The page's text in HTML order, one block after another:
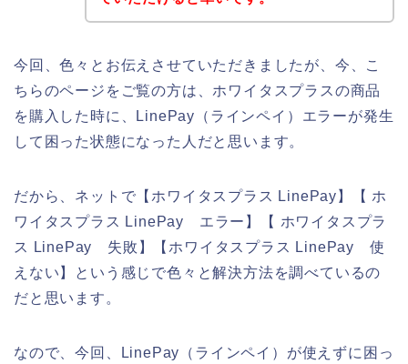
今回、色々とお伝えさせていただきましたが、今、こ
ちらのページをご覧の方は、ホワイタスプラスの商品
を購入した時に、LinePay（ラインペイ）エラーが発生
して困った状態になった人だと思います。
だから、ネットで【ホワイタスプラス LinePay】【 ホ
ワイタスプラス LinePay エラー】【 ホワイタスプラ
ス LinePay 失敗】【ホワイタスプラス LinePay 使
えない】という感じで色々と解決方法を調べているの
だと思います。
なので、今回、LinePay（ラインペイ）が使えずに困っ